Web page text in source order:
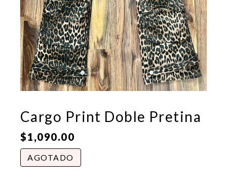
Cargo Print Doble Pretina
$1,090.00
AGOTADO